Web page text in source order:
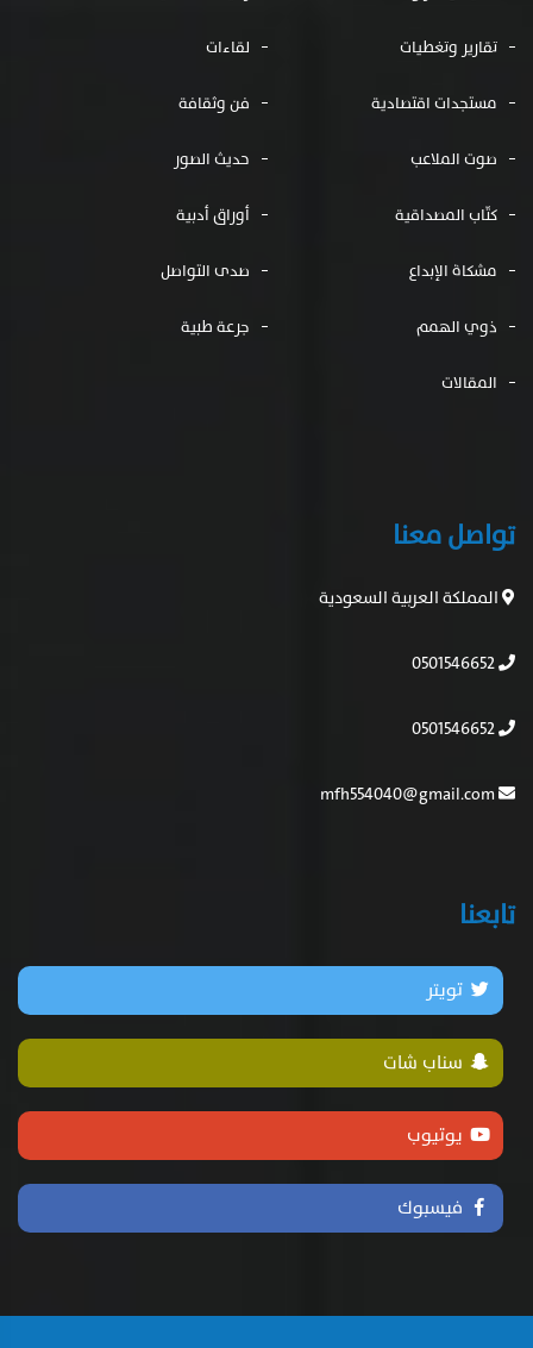
تقارير وتغطيات لقاءات
مستجدات اقتصادية فن وثقافة
صوت الملاعب حديث الصور
كتّاب المصداقية أوراق أدبية
مشكاة الإبداع صدى التواصل
ذوي الهمم جرعة طبية
المقالات
تواصل معنا
المملكة العربية السعودية
تابعنا
تويتر
سناب شات
يوتيوب
فيسبوك